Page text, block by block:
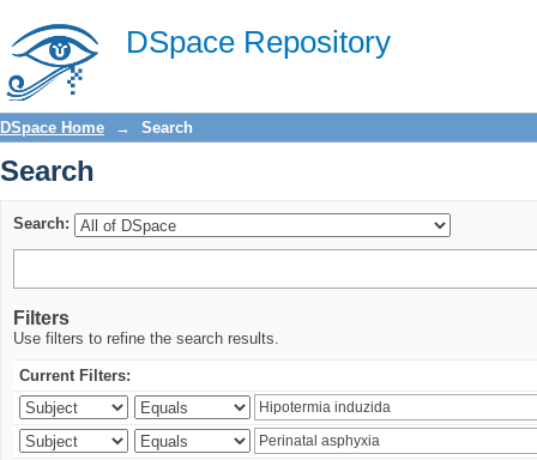
DSpace Repository
Search
DSpace Home → Search
Search
Search:
Filters
Use filters to refine the search results.
Current Filters: